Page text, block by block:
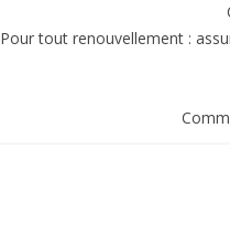
Pour tout renouvellement :